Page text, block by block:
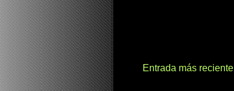
Entrada más reciente